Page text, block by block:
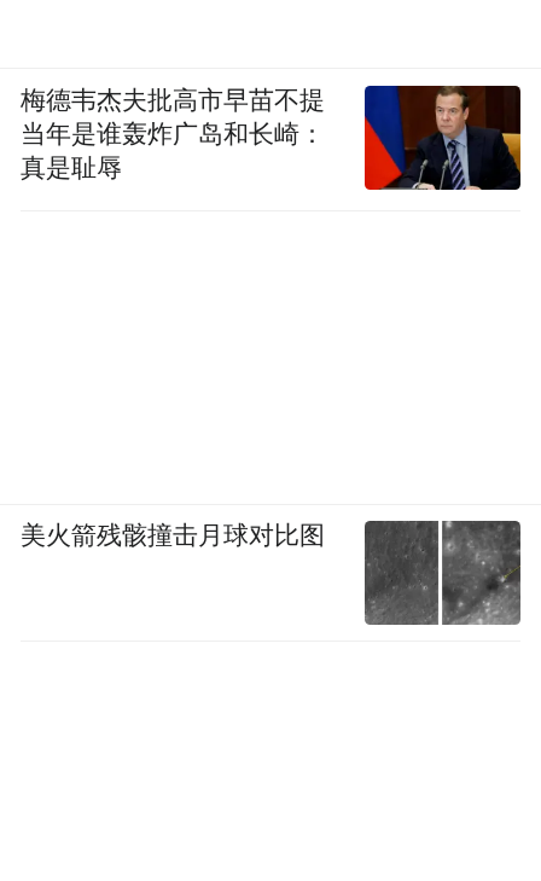
梅德韦杰夫批高市早苗不提
当年是谁轰炸广岛和长崎：
真是耻辱
美火箭残骸撞击月球对比图